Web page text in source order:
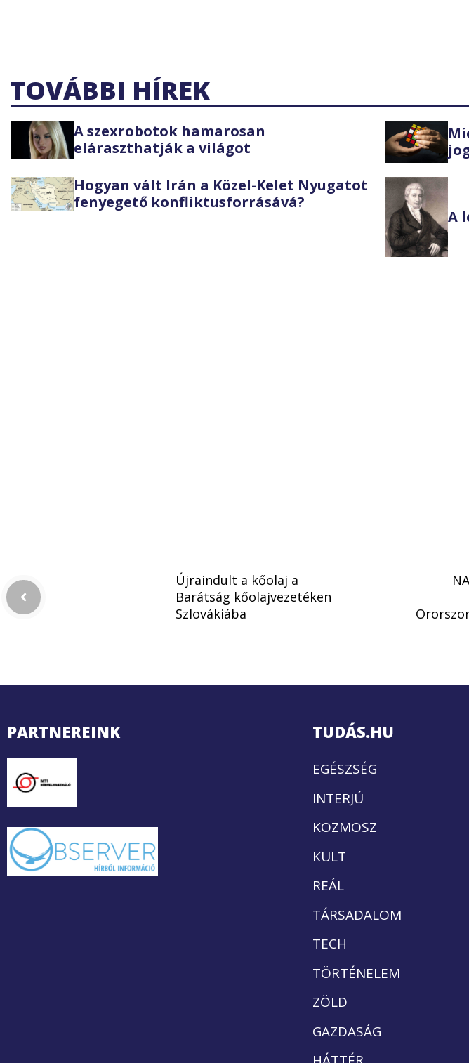
TOVÁBBI HÍREK
A szexrobotok hamarosan
eláraszthatják a világot
Hogyan vált Irán a Közel-Kelet Nyugatot
fenyegető konfliktusforrásává?
A
Újraindult a kőolaj a
Barátság kőolajvezetéken
Szlovákiába
PARTNEREINK TUDÁS.HU
EGÉSZSÉG
INTERJÚ
KOZMOSZ
KULT
REÁL
TÁRSADALOM
TECH
TÖRTÉNELEM
ZÖLD
GAZDASÁG